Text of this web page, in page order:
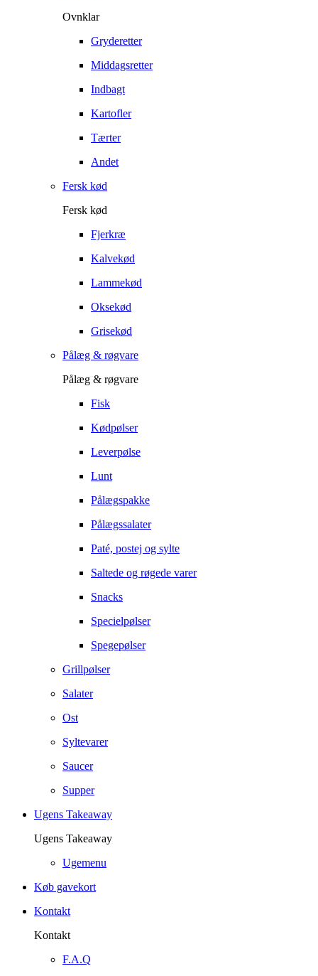
Ovnklar
Gryderetter
Middagsretter
Indbagt
Kartofler
Tærter
Andet
Fersk kød
Fersk kød
Fjerkræ
Kalvekød
Lammekød
Oksekød
Grisekød
Pålæg & røgvare
Pålæg & røgvare
Fisk
Kødpølser
Leverpølse
Lunt
Pålægspakke
Pålægssalater
Paté, postej og sylte
Saltede og røgede varer
Snacks
Specielpølser
Spegepølser
Grillpølser
Salater
Ost
Syltevarer
Saucer
Supper
Ugens Takeaway
Ugens Takeaway
Ugemenu
Køb gavekort
Kontakt
Kontakt
F.A.Q